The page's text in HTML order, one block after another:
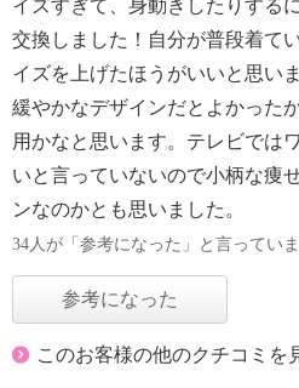
イズすぎて、身動きしたりする
交換しました！自分が普段着て
イズを上げたほうがいいと思い
緩やかなデザインだとよかった
用かなと思います。テレビでは
いと言っていないので小柄な痩
ンなのかとも思いました。
34人が「参考になった」と言ってい
参考になった
このお客様の他のクチコミを